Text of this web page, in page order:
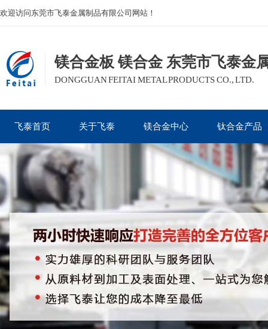
欢迎访问东莞市飞泰金属制品有限公司网站！
镁合金板 镁合金 东莞市飞泰金
DONGGUAN FEITAI METAL PRODUCTS CO., LTD.
飞泰首页 关于飞泰 镁合金中心 钛合金产品